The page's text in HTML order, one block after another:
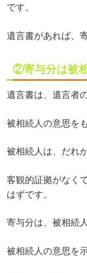
です。
遺言書があれば、
②寄与分は被
遺言書は、遺言者
被相続人の意思を
被相続人は、だれ
客観的証拠がなく
はずです。
寄与分は、被相続
被相続人の意思を